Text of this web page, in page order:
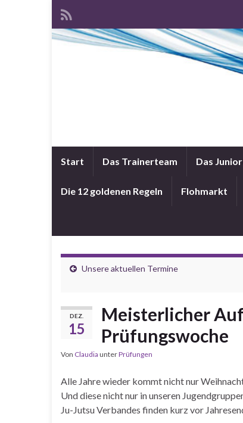
Start Das Trainerteam Das
Die 12 goldenen Regeln Flohmarkt
Unsere aktuellen Termine
DEZ.
15
Meisterlicher
Prüfungswoche
Von Claudia unterPrüfungen
Alle Jahre wieder kommt nicht nur
Und diese nicht nur in unseren
Ju-Jutsu Verbandes finden kurz vor